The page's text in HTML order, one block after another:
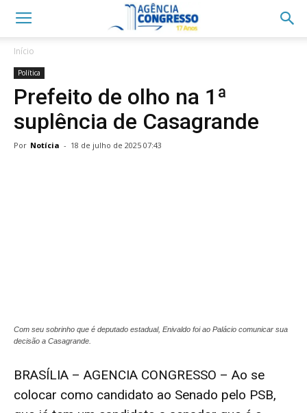
Início
Política
Prefeito de olho na 1ª
suplência de Casagrande
Por Notícia - 18 de julho de 2025 07:43
Com seu sobrinho que é deputado estadual, Enivaldo foi ao Palácio comunicar sua
decisão a Casagrande.
BRASÍLIA – AGENCIA CONGRESSO – Ao se
colocar como candidato ao Senado pelo PSB,